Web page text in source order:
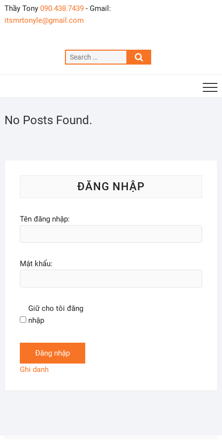
Skip
to
Thầy Tony 090.438.7439- Gmail:
itsmrtonyle@gmail.com
Search
…
No Posts Found.
ĐĂNG NHẬP
Tên đăng nhập:
Mật khẩu:
Giữ cho tôi đăng
nhập
Đăng nhập
Ghi danh